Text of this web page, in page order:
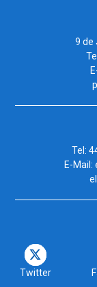
9 de
Tel:
E-
Twitter